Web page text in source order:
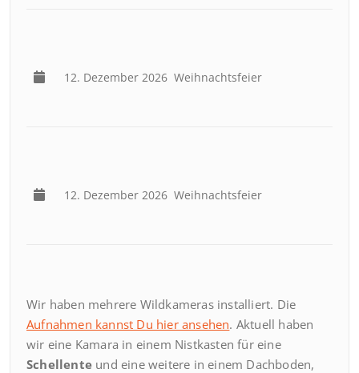
12. Dezember 2026 Weihnachtsfeier
12. Dezember 2026 Weihnachtsfeier
Wir haben mehrere Wildkameras installiert. Die
Aufnahmen kannst Du hier ansehen. Aktuell haben
wir eine Kamara in einem Nistkasten für eine
Schellente und eine weitere in einem Dachboden,